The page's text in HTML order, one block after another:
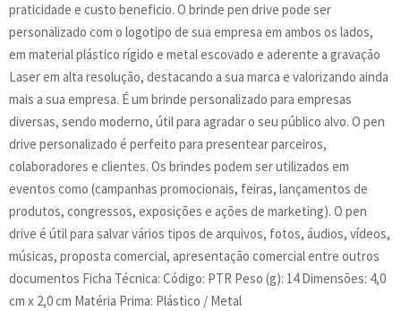
praticidade e custo beneficio. O brinde pen drive pode ser
personalizado com o logotipo de sua empresa em ambos os lados,
em material plástico rígido e metal escovado e aderente a gravação
Laser em alta resolução, destacando a sua marca e valorizando ainda
mais a sua empresa. É um brinde personalizado para empresas
diversas, sendo moderno, útil para agradar o seu público alvo. O pen
drive personalizado é perfeito para presentear parceiros,
colaboradores e clientes. Os brindes podem ser utilizados em
eventos como (campanhas promocionais, feiras, lançamentos de
produtos, congressos, exposições e ações de marketing). O pen
drive é útil para salvar vários tipos de arquivos, fotos, áudios, vídeos,
músicas, proposta comercial, apresentação comercial entre outros
documentos Ficha Técnica: Código: PTR Peso (g): 14 Dimensões: 4,0
cm x 2,0 cm Matéria Prima: Plástico / Metal